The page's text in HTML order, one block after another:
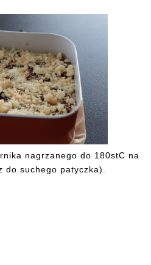
nagrzanego do 180stC na
do suchego patyczka).